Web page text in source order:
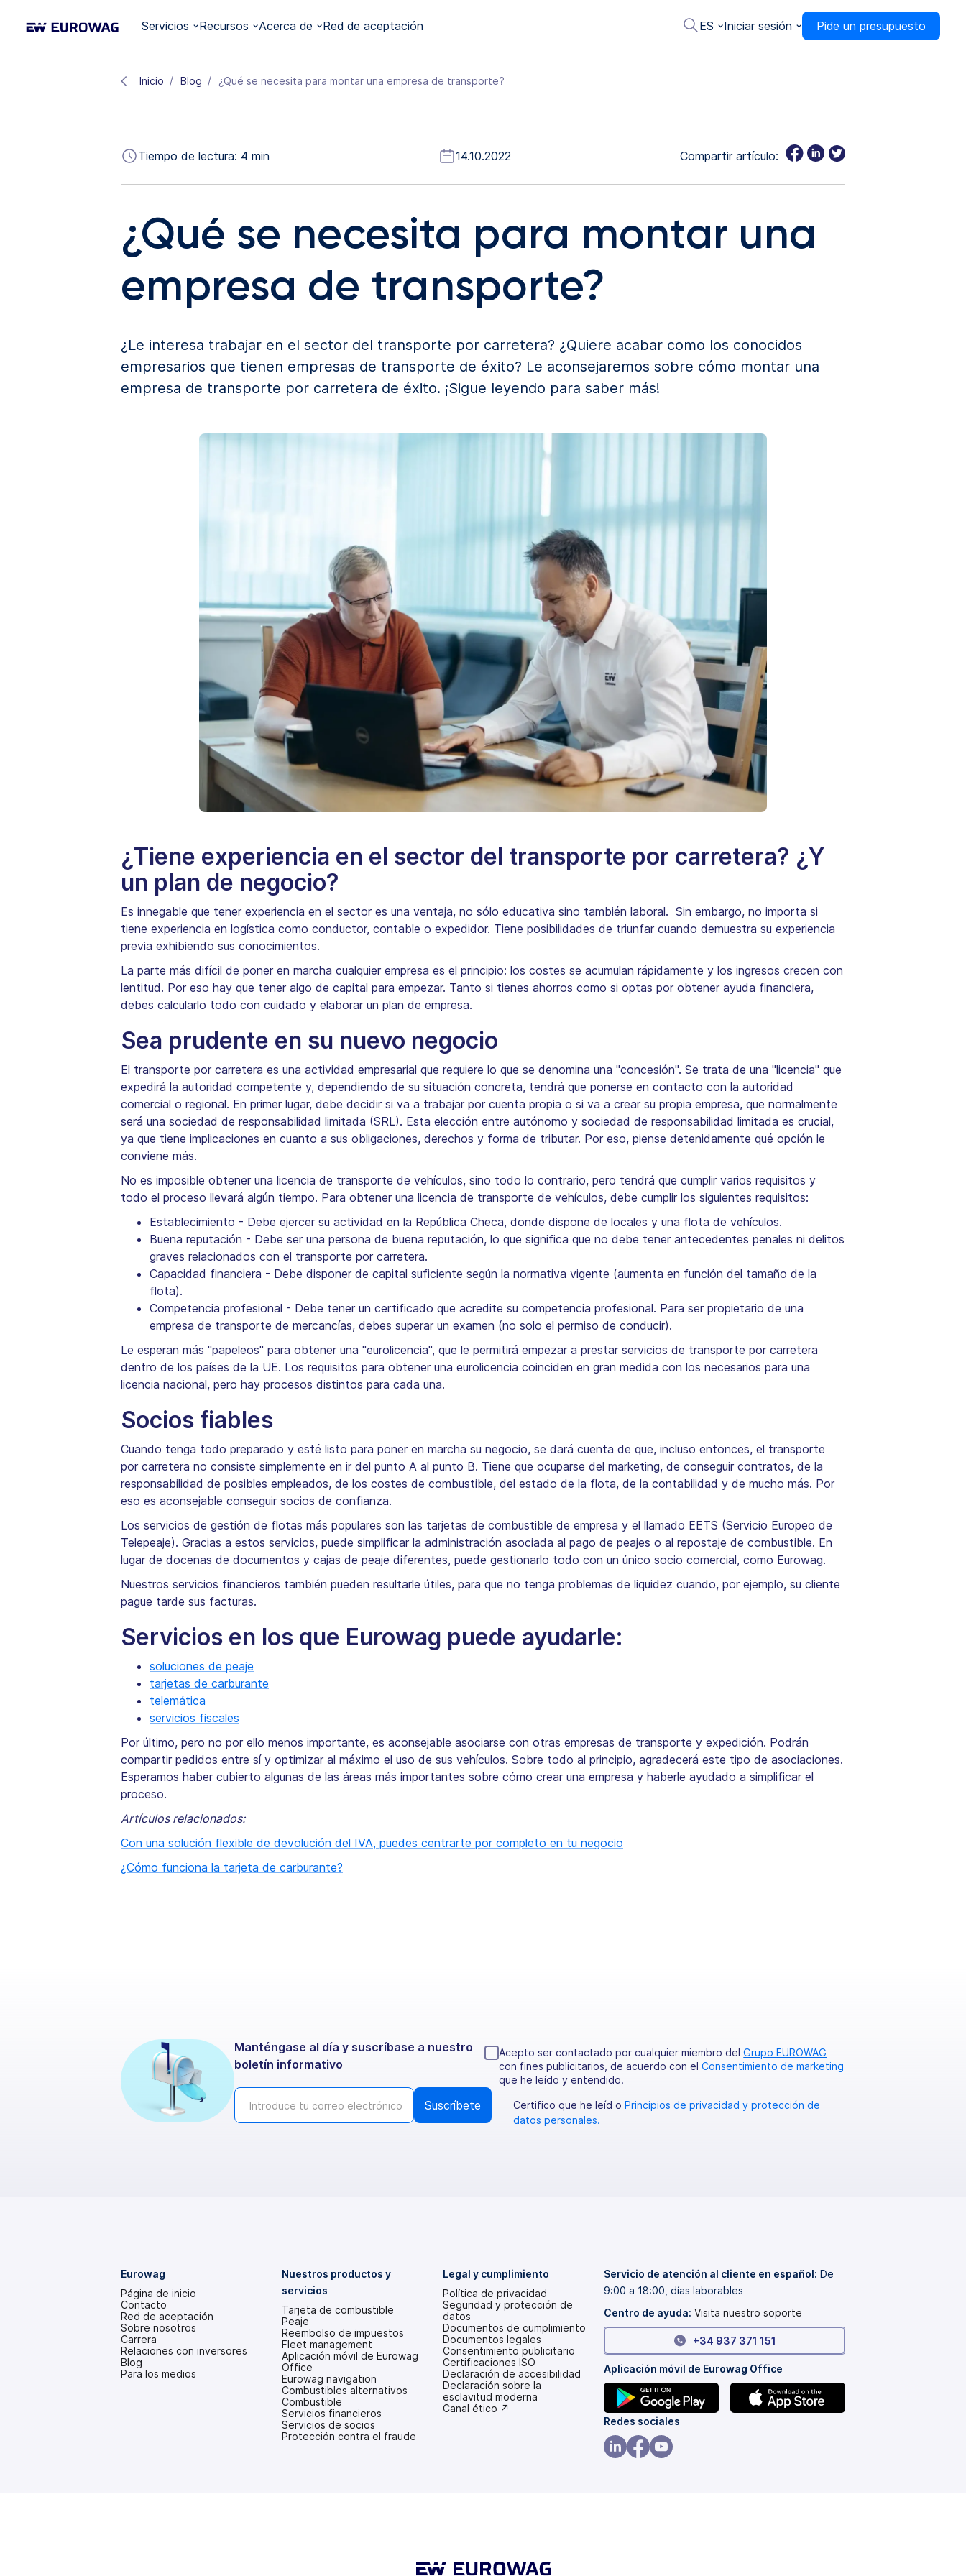
Servicios Recursos Acerca de Red de aceptación ES Iniciar sesión Pide un presupuesto
Inicio Blog ¿Qué se necesita para montar una empresa de transporte?
Tiempo de lectura: 4 min 14.10.2022 Compartir artículo:
¿Qué se necesita para montar una
empresa de transporte?
¿Le interesa trabajar en el sector del transporte por carretera? ¿Quiere acabar como los conocidos
empresarios que tienen empresas de transporte de éxito? Le aconsejaremos sobre cómo montar una
empresa de transporte por carretera de éxito. ¡Sigue leyendo para saber más!
¿Tiene experiencia en el sector del transporte por carretera? ¿Y
un plan de negocio?
Es innegable que tener experiencia en el sector es una ventaja, no sólo educativa sino también laboral. Sin embargo, no importa si
tiene experiencia en logística como conductor, contable o expedidor. Tiene posibilidades de triunfar cuando demuestra su experiencia
previa exhibiendo sus conocimientos.
La parte más difícil de poner en marcha cualquier empresa es el principio: los costes se acumulan rápidamente y los ingresos crecen con
lentitud. Por eso hay que tener algo de capital para empezar. Tanto si tienes ahorros como si optas por obtener ayuda financiera,
debes calcularlo todo con cuidado y elaborar un plan de empresa.
Sea prudente en su nuevo negocio
El transporte por carretera es una actividad empresarial que requiere lo que se denomina una "concesión". Se trata de una "licencia" que
expedirá la autoridad competente y, dependiendo de su situación concreta, tendrá que ponerse en contacto con la autoridad
comercial o regional. En primer lugar, debe decidir si va a trabajar por cuenta propia o si va a crear su propia empresa, que normalmente
será una sociedad de responsabilidad limitada (SRL). Esta elección entre autónomo y sociedad de responsabilidad limitada es crucial,
ya que tiene implicaciones en cuanto a sus obligaciones, derechos y forma de tributar. Por eso, piense detenidamente qué opción le
conviene más.
No es imposible obtener una licencia de transporte de vehículos, sino todo lo contrario, pero tendrá que cumplir varios requisitos y
todo el proceso llevará algún tiempo. Para obtener una licencia de transporte de vehículos, debe cumplir los siguientes requisitos:
Establecimiento - Debe ejercer su actividad en la República Checa, donde dispone de locales y una flota de vehículos.
Buena reputación - Debe ser una persona de buena reputación, lo que significa que no debe tener antecedentes penales ni delitos
graves relacionados con el transporte por carretera.
Capacidad financiera - Debe disponer de capital suficiente según la normativa vigente (aumenta en función del tamaño de la
flota).
Competencia profesional - Debe tener un certificado que acredite su competencia profesional. Para ser propietario de una
empresa de transporte de mercancías, debes superar un examen (no solo el permiso de conducir).
Le esperan más "papeleos" para obtener una "eurolicencia", que le permitirá empezar a prestar servicios de transporte por carretera
dentro de los países de la UE. Los requisitos para obtener una eurolicencia coinciden en gran medida con los necesarios para una
licencia nacional, pero hay procesos distintos para cada una.
Socios fiables
Cuando tenga todo preparado y esté listo para poner en marcha su negocio, se dará cuenta de que, incluso entonces, el transporte
por carretera no consiste simplemente en ir del punto A al punto B. Tiene que ocuparse del marketing, de conseguir contratos, de la
responsabilidad de posibles empleados, de los costes de combustible, del estado de la flota, de la contabilidad y de mucho más. Por
eso es aconsejable conseguir socios de confianza.
Los servicios de gestión de flotas más populares son las tarjetas de combustible de empresa y el llamado EETS (Servicio Europeo de
Telepeaje). Gracias a estos servicios, puede simplificar la administración asociada al pago de peajes o al repostaje de combustible. En
lugar de docenas de documentos y cajas de peaje diferentes, puede gestionarlo todo con un único socio comercial, como Eurowag.
Nuestros servicios financieros también pueden resultarle útiles, para que no tenga problemas de liquidez cuando, por ejemplo, su cliente
pague tarde sus facturas.
Servicios en los que Eurowag puede ayudarle:
soluciones de peaje
tarjetas de carburante
telemática
servicios fiscales
Por último, pero no por ello menos importante, es aconsejable asociarse con otras empresas de transporte y expedición. Podrán
compartir pedidos entre sí y optimizar al máximo el uso de sus vehículos. Sobre todo al principio, agradecerá este tipo de asociaciones.
Esperamos haber cubierto algunas de las áreas más importantes sobre cómo crear una empresa y haberle ayudado a simplificar el
proceso.
Artículos relacionados:
Con una solución flexible de devolución del IVA, puedes centrarte por completo en tu negocio
¿Cómo funciona la tarjeta de carburante?
Manténgase al día y suscríbase a nuestro
boletín informativo
Acepto ser contactado por cualquier miembro delGrupo EUROWAG
con fines publicitarios, de acuerdo con elConsentimiento de marketing
que he leído y entendido.
Certifico que he leíd oPrincipios de privacidad y protección de
datos personales.
Eurowag
Página de inicio
Contacto
Red de aceptación
Sobre nosotros
Carrera
Relaciones con inversores
(se
abre
Blog
Para los medios
Nuestros productos y
servicios
Tarjeta de combustible
Peaje
Reembolso de impuestos
Fleet management
Aplicación móvil de Eurowag
Office
Eurowag navigation
Combustibles alternativos
Combustible
Servicios financieros
Servicios de socios
Protección contra el fraude
Legal y cumplimiento
Política de privacidad
Seguridad y protección de
datos
Documentos de cumplimiento
Documentos legales
Consentimiento publicitario
Certificaciones ISO
Declaración de accesibilidad
(se
abre
en
Declaración sobre la
esclavitud moderna
(se
Canal ético ↗
Servicio de atención al cliente en español: De
9:00 a 18:00, días laborables
Centro de ayuda: Visita nuestro soporte
+34 937 371 151
Aplicación móvil de Eurowag Office
(se
abre
en
Redes sociales